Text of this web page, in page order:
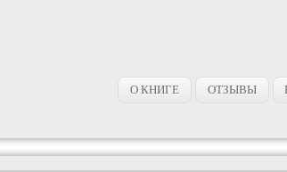
О КНИГЕ ОТЗЫВЫ